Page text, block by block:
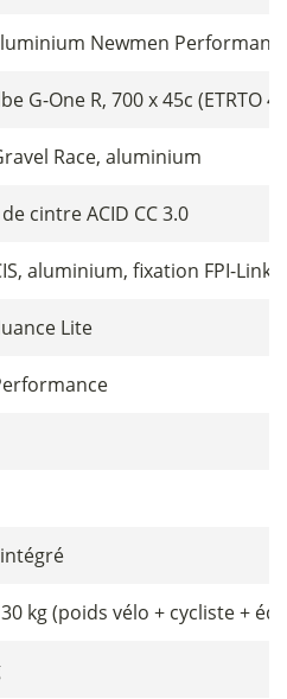
Newmen
G-One R, 700 x 45c (ETRTO
Race, aluminium
cintre ACID CC 3.0
aluminium, fixation FPI-Link
Lite
kg (poids vélo + cycliste +